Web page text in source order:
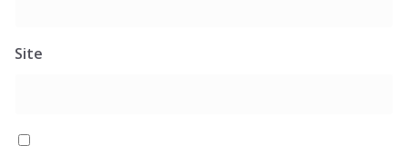
Site